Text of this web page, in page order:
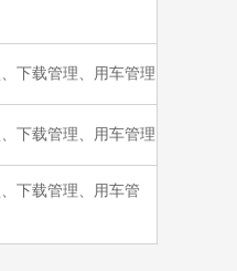
下载管理、用车管理
下载管理、用车管理
下载管理、用车管